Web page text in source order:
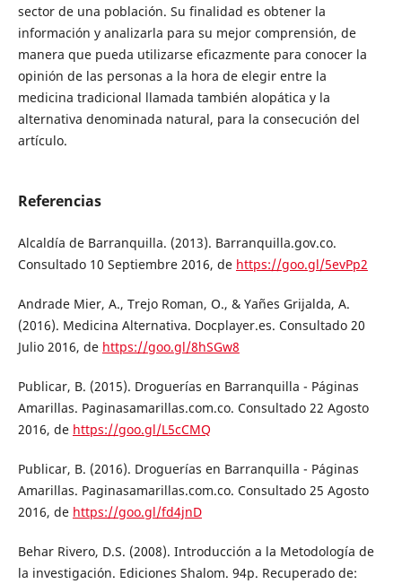
sector de una población. Su finalidad es obtener la
información y analizarla para su mejor comprensión, de
manera que pueda utilizarse eficazmente para conocer la
opinión de las personas a la hora de elegir entre la
medicina tradicional llamada también alopática y la
alternativa denominada natural, para la consecución del
artículo.
Referencias
Alcaldía de Barranquilla. (2013). Barranquilla.gov.co.
Consultado 10 Septiembre 2016, de https://goo.gl/5evPp2
Andrade Mier, A., Trejo Roman, O., & Yañes Grijalda, A.
(2016). Medicina Alternativa. Docplayer.es. Consultado 20
Julio 2016, de https://goo.gl/8hSGw8
Publicar, B. (2015). Droguerías en Barranquilla - Páginas
Amarillas. Paginasamarillas.com.co. Consultado 22 Agosto
2016, de https://goo.gl/L5cCMQ
Publicar, B. (2016). Droguerías en Barranquilla - Páginas
Amarillas. Paginasamarillas.com.co. Consultado 25 Agosto
2016, de https://goo.gl/fd4jnD
Behar Rivero, D.S. (2008). Introducción a la Metodología de
la investigación. Ediciones Shalom. 94p. Recuperado de: